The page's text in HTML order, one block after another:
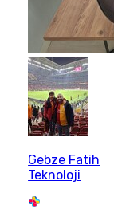
Gebze Fatih
Teknoloji